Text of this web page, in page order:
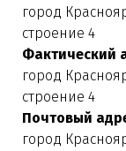
город
строение 4
Фактический
город
строение 4
Почтовый
город